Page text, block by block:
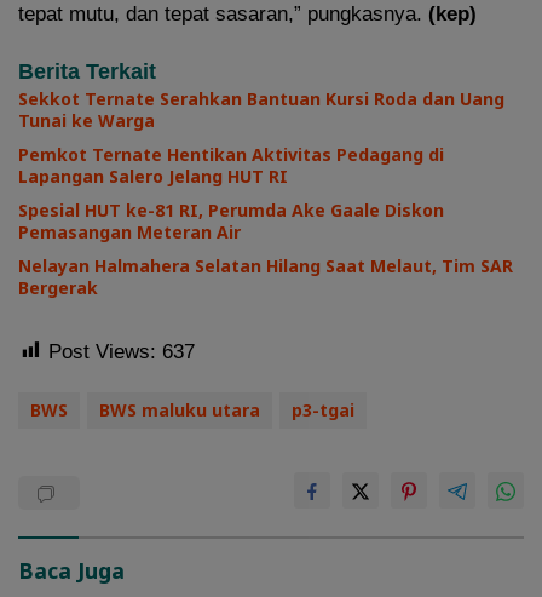
tepat mutu, dan tepat sasaran,” pungkasnya. (kep)
Berita Terkait
Sekkot Ternate Serahkan Bantuan Kursi Roda dan Uang
Tunai ke Warga
Pemkot Ternate Hentikan Aktivitas Pedagang di
Lapangan Salero Jelang HUT RI
Spesial HUT ke-81 RI, Perumda Ake Gaale Diskon
Pemasangan Meteran Air
Nelayan Halmahera Selatan Hilang Saat Melaut, Tim SAR
Bergerak
Post Views: 637
BWS BWS maluku utara p3-tgai
Baca Juga